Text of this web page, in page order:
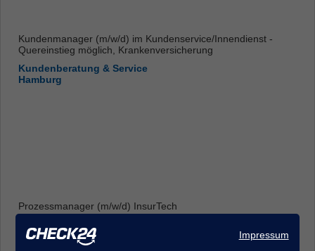
Kundenmanager (m/w/d) im Kundenservice/Innendienst -
Quereinstieg möglich, Krankenversicherung
Kundenberatung & Service
Hamburg
Prozessmanager (m/w/d) InsurTech
Frankfurt
Impressum